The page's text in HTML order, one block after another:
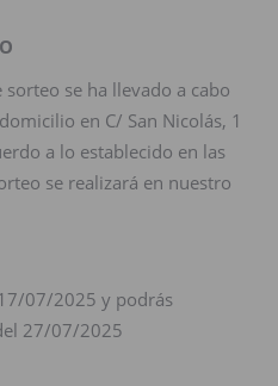
se ha llevado a cabo
en C/ San Nicolás, 1
a lo establecido en las
se realizará en nuestro
07/2025 y podrás
27/07/2025